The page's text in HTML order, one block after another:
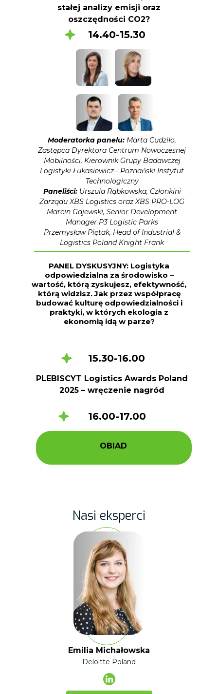
stałej analizy emisji oraz
oszczędności CO2?
14.40-15.30
Moderatorka panelu: Marta Cudziło,
Zastępca Dyrektora Centrum Nowoczesnej
Mobilności, Kierownik Grupy Badawczej
Logistyki Łukasiewicz - Poznański Instytut
Technologiczny
Paneliści:Urszula Rąbkowska, Członkini
Zarządu XBS Logistics oraz XBS PRO-LOG
Marcin Gajewski, Senior Development
Manager P3 Logistic Parks
Przemysław Piętak, Head of Industrial &
Logistics Poland Knight Frank
PANEL DYSKUSYJNY: Logistyka
odpowiedzialna za środowisko –
wartość, którą zyskujesz, efektywność,
którą widzisz. Jak przez współpracę
budować kulturę odpowiedzialności i
praktyki, w których ekologia z
ekonomią idą w parze?
15.30-16.00
PLEBISCYT Logistics Awards Poland
2025 – wręczenie nagród
16.00-17.00
OBIAD
Emilia Michałowska
Deloitte Poland
Nasi eksperci